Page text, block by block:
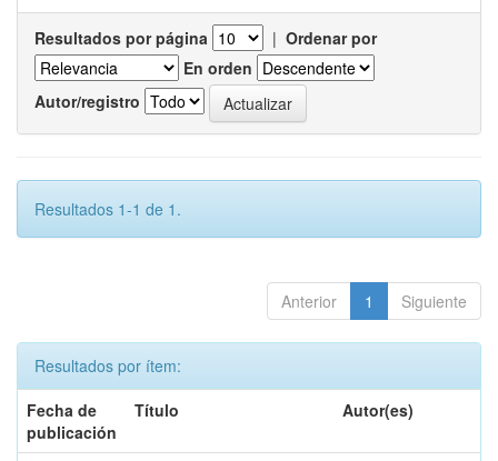
Resultados por página | Ordenar por
En orden
Autor/registro
Resultados 1-1 de 1.
Anterior 1 Siguiente
Resultados por ítem:
Fecha de
publicación
Título Autor(es)